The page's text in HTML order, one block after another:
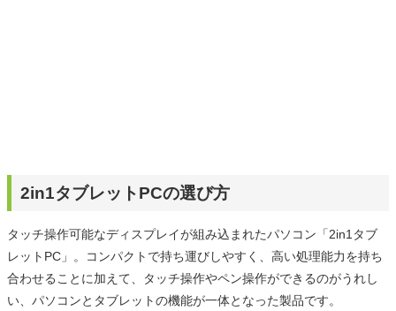
2in1タブレットPCの選び方
タッチ操作可能なディスプレイが組み込まれたパソコン「2in1タブ
レットPC」。コンパクトで持ち運びしやすく、高い処理能力を持ち
合わせることに加えて、タッチ操作やペン操作ができるのがうれし
い、パソコンとタブレットの機能が一体となった製品です。